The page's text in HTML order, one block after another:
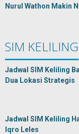
Nurul Wathon Makin
SIM KELILING
Jadwal SIM Keliling
Dua Lokasi Strategis
Jadwal SIM Keliling
Iqro Leles